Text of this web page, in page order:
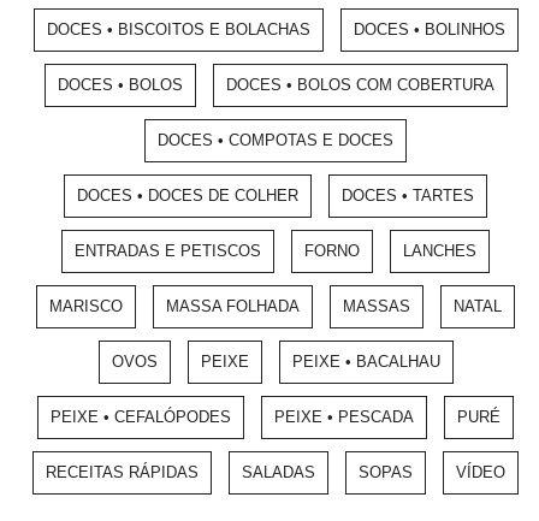
DOCES • BISCOITOS E BOLACHAS DOCES • BOLINHOS
DOCES • BOLOS DOCES • BOLOS COM COBERTURA
DOCES • COMPOTAS E DOCES
DOCES • DOCES DE COLHER DOCES • TARTES
ENTRADAS E PETISCOS FORNO LANCHES
MARISCO MASSA FOLHADA MASSAS NATAL
OVOS PEIXE PEIXE • BACALHAU
PEIXE • CEFALÓPODES PEIXE • PESCADA PURÉ
RECEITAS RÁPIDAS SALADAS SOPAS VÍDEO